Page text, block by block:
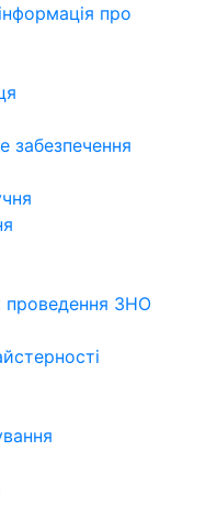
про
забезпечення
проведення ЗНО